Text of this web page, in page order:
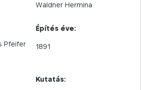
Waldner Hermina
Pfeifer
Építés éve:
1891
Kutatás: